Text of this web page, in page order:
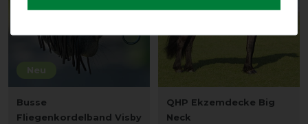
Neu
Busse
Fliegenkordelband Visby
QHP Ekzemdecke Big
Neck